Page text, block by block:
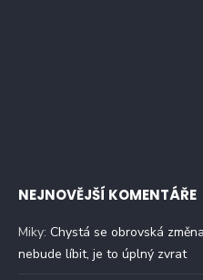
NEJNOVĚJŠÍ KOMENTÁŘE
Miky: Chystá se obrovská
nebude líbit, je to úplný zvrat